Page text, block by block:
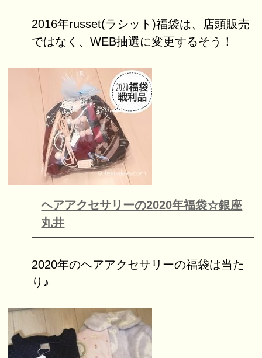
2016年russet(ラシット)福袋は、店頭販売
ではなく、WEB抽選に変更するそう！
ヘアアクセサリーの2020年福袋☆銀座
丸井
2020年のヘアアクセサリーの福袋は当た
り♪